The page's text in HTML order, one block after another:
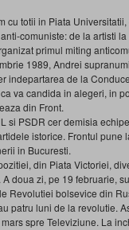
cu totii in Piata
comuniste: de la artisti la
primul miting
1989, Andrei
indepartarea de la
va candida in alegeri, in
din Front.
si PSDR cer demisia
istorice. Frontul pune
in Bucuresti.
din Piata Victoriei,
doua zi, pe 19 februarie,
Revolutiei bolsevice din
patru luni de la revolutie.
spre Televiziune. La